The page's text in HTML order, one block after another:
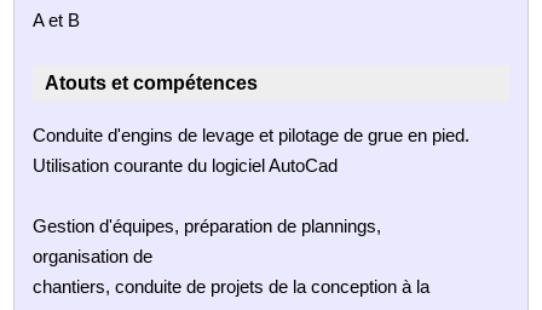
A et B
Atouts et compétences
Conduite d'engins de levage et pilotage de grue en pied.
Utilisation courante du logiciel AutoCad
Gestion d'équipes, préparation de plannings,
organisation de
chantiers, conduite de projets de la conception à la